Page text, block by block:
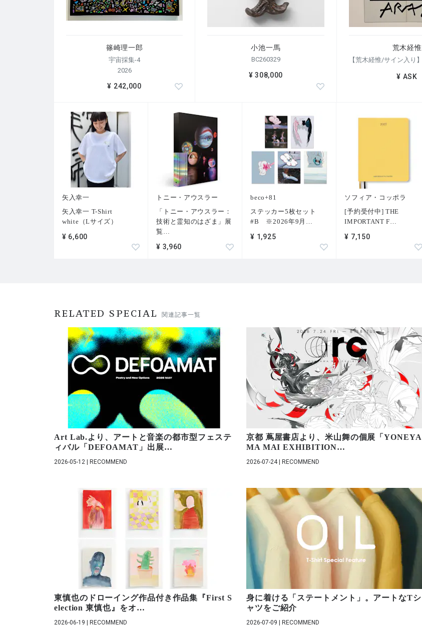
篠崎理一郎
宇宙採集-4
2026
¥ 242,000
小池一馬
BC260329
¥ 308,000
荒木経惟
¥ ASK
矢入幸一
矢入幸一 T-Shirt
white（Lサイズ）
¥ 6,600
トニー・アウスラー
「トニー・アウスラー：
技術と霊知のはざま」展
覧
¥ 3,960
beco+81
ステッカー5枚セット
#B ※2026年9月
¥ 1,925
ソフィア・コッポラ
[予約受付中] THE
IMPORTANT F
¥ 7,150
RELATED SPECIAL 関連記事一覧
Art Lab.より、アートと音楽の都市型フェステ
ィバル「DEFOAMAT」出展…
2026-05-12 | RECOMMEND
京都 蔦屋書店より、米山舞の個展「YONEYA
MA MAI EXHIBITION…
2026-07-24 | RECOMMEND
東慎也のドローイング作品付き作品集『First S
election 東慎也』をオ…
2026-06-19 | RECOMMEND
身に着ける「ステートメント」。アートなTシ
ャツをご紹介
2026-07-09 | RECOMMEND